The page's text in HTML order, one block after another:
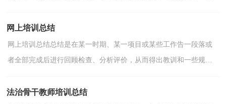
网上培训总结
网上培训总结总结是在某一时期、某一项目或某些工作告一段落或
者全部完成后进行回顾检查、分析评价，从而得出教训和一些规律
法治骨干教师培训总结